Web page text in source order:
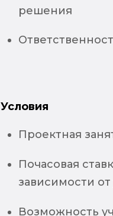
решения
Условия
Проектная
Почасовая
зависимости
Возможность